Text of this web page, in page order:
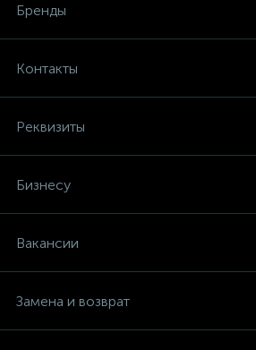
Бренды
Контакты
Реквизиты
Бизнесу
Вакансии
Замена и возврат